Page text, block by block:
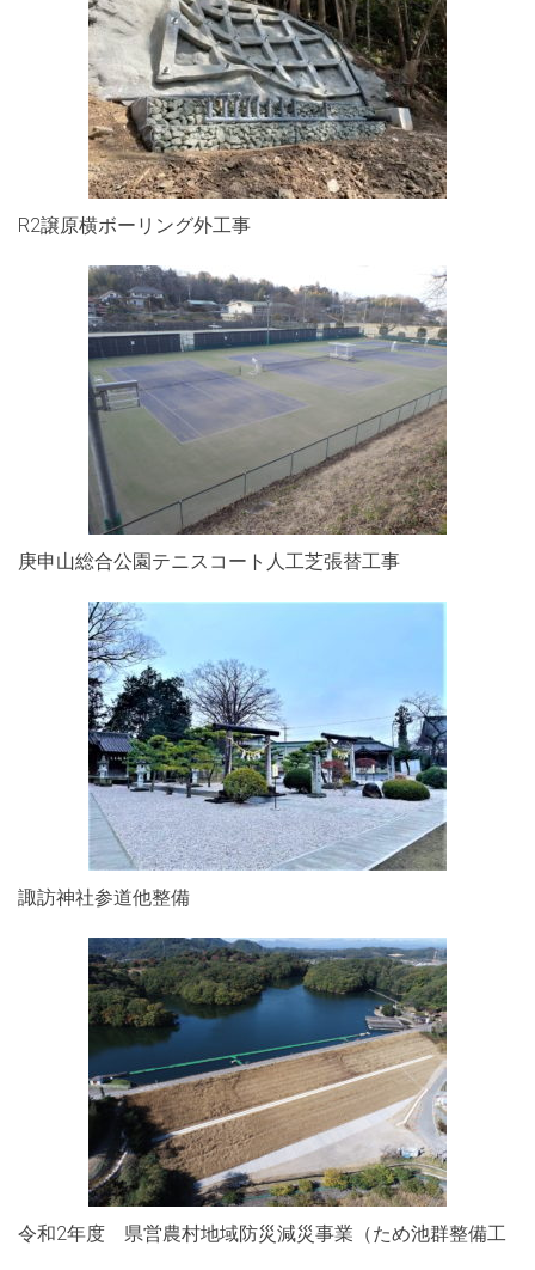
R2譲原横ボーリング外工事
庚申山総合公園テニスコート人工芝張替工事
諏訪神社参道他整備
令和2年度 県営農村地域防災減災事業（ため池群整備工